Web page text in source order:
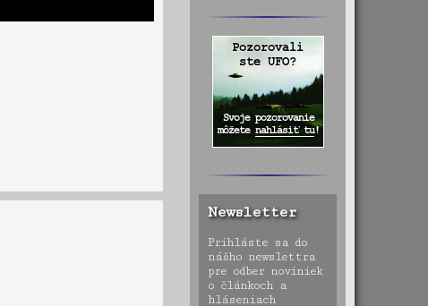
Newsletter
Prihláste sa do
nášho newslettra
pre odber noviniek
o článkoch a
hláseniach